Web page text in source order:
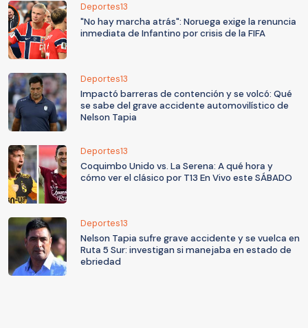
Deportes13
"No hay marcha atrás": Noruega exige la renuncia
inmediata de Infantino por crisis de la FIFA
Deportes13
Impactó barreras de contención y se volcó: Qué
se sabe del grave accidente automovilístico de
Nelson Tapia
Deportes13
Coquimbo Unido vs. La Serena: A qué hora y
cómo ver el clásico por T13 En Vivo este SÁBADO
Deportes13
Nelson Tapia sufre grave accidente y se vuelca en
Ruta 5 Sur: investigan si manejaba en estado de
ebriedad